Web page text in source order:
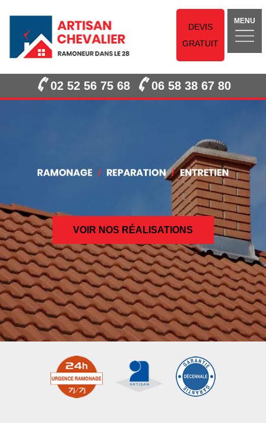
DEVIS
GRATUIT
MENU
02 52 56 75 68 06 58 38 67 80
VOIR NOS RÉALISATIONS